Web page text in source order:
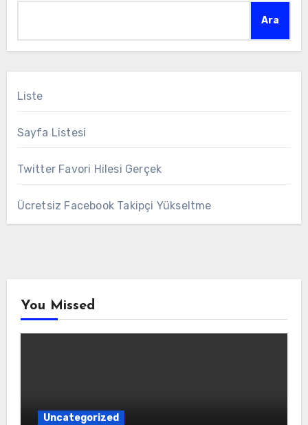
Ara
Liste
Sayfa Listesi
Twitter Favori Hilesi Gerçek
Ücretsiz Facebook Takipçi Yükseltme
You Missed
Uncategorized